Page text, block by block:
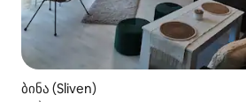
ბინა (Sliven)